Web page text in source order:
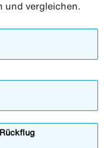
und vergleichen.
Rückflug